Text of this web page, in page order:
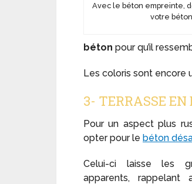
Avec le béton empreinte,
votre
béton pour qu’il
Les coloris sont encore
3- TERRASSE
Pour un aspect plus
opter pour le béton
Celui-ci laisse les
apparents,